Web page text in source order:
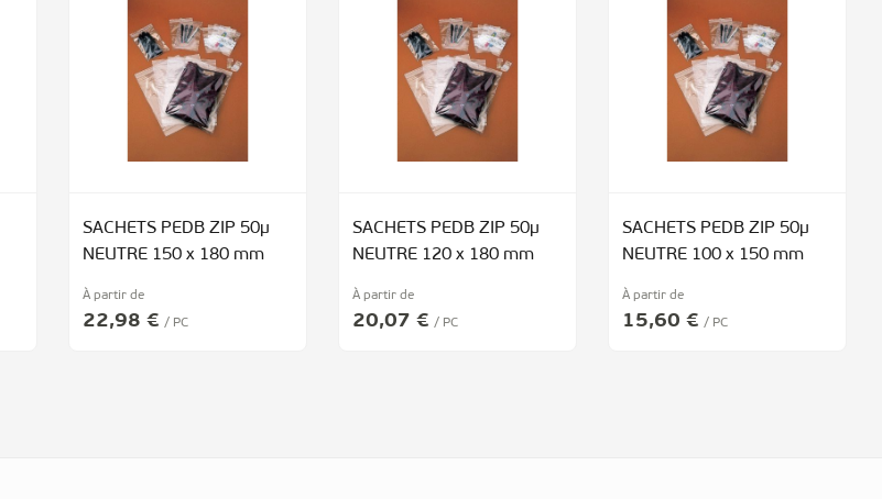
SACHETS PEDB ZIP 50µ
NEUTRE 150 x 180 mm
À partir de
22,98 € / PC
SACHETS PEDB ZIP 50µ
NEUTRE 120 x 180 mm
À partir de
20,07 € / PC
SACHETS PEDB ZIP 50µ
NEUTRE 100 x 150 mm
À partir de
15,60 € / PC